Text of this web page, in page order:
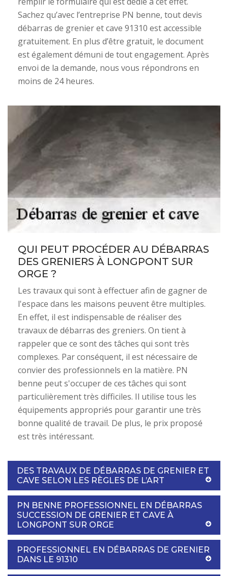
Sachez qu’avec l’entreprise PN benne, tout devis
débarras de grenier et cave 91310 est accessible
gratuitement. En plus d’être gratuit, le document
est également démuni de tout engagement. Après
envoi de la demande, nous vous répondrons en
moins de 24 heures.
QUI PEUT PROCÉDER AU DÉBARRAS
DES GRENIERS À LONGPONT SUR
ORGE ?
Les travaux qui sont à effectuer afin de gagner de
l'espace dans les maisons peuvent être multiples.
En effet, il est indispensable de réaliser des
travaux de débarras des greniers. On tient à
rappeler que ce sont des tâches qui sont très
complexes. Par conséquent, il est nécessaire de
convier des professionnels en la matière. PN
benne peut s'occuper de ces tâches qui sont
particulièrement très difficiles. Il utilise tous les
équipements appropriés pour garantir une très
bonne qualité de travail. De plus, le prix proposé
est très intéressant.
DES TRAVAUX DE DÉBARRAS DE GRENIER ET
CAVE SELON LES RÈGLES DE L’ART
PN BENNE PROFESSIONNEL EN DÉBARRAS
SUCCESSION DE GRENIER ET CAVE À
LONGPONT SUR ORGE
PROFESSIONNEL EN DÉBARRAS DE GRENIER
DANS LE 91310